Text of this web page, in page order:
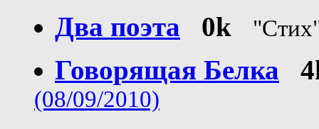
Два поэта 0k
Говорящая Белка
(08/09/2010)